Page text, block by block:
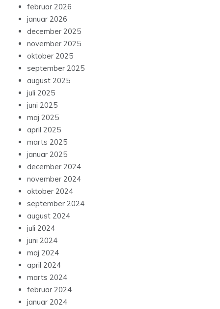
februar 2026
januar 2026
december 2025
november 2025
oktober 2025
september 2025
august 2025
juli 2025
juni 2025
maj 2025
april 2025
marts 2025
januar 2025
december 2024
november 2024
oktober 2024
september 2024
august 2024
juli 2024
juni 2024
maj 2024
april 2024
marts 2024
februar 2024
januar 2024